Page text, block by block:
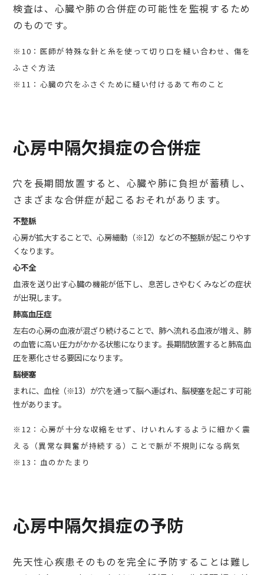
検査は、心臓や肺の合併症の可能性を監視するため
のものです。
※10：医師が特殊な針と糸を使って切り口を縫い合わせ、傷を
ふさぐ方法
※11：心臓の穴をふさぐために縫い付けるあて布のこと
心房中隔欠損症の合併症
穴を長期間放置すると、心臓や肺に負担が蓄積し、
さまざまな合併症が起こるおそれがあります。
不整脈
心房が拡大することで、心房細動（※12）などの不整脈が起こりやす
くなります。
心不全
血液を送り出す心臓の機能が低下し、息苦しさやむくみなどの症状
が出現します。
肺高血圧症
左右の心房の血液が混ざり続けることで、肺へ流れる血液が増え、肺
の血管に高い圧力がかかる状態になります。長期間放置すると肺高血
圧を悪化させる要因になります。
脳梗塞
まれに、血栓（※13）が穴を通って脳へ運ばれ、脳梗塞を起こす可能
性があります。
※12：心房が十分な収縮をせず、けいれんするように細かく震
える（異常な興奮が持続する）ことで脈が不規則になる病気
※13：血のかたまり
心房中隔欠損症の予防
先天性心疾患そのものを完全に予防することは難し